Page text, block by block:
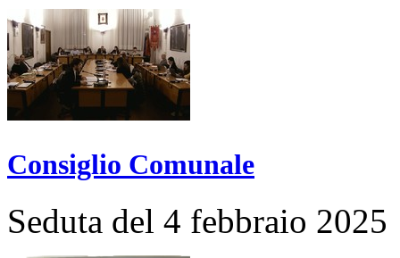
Consiglio Comunale
Seduta del 4 febbraio 2025